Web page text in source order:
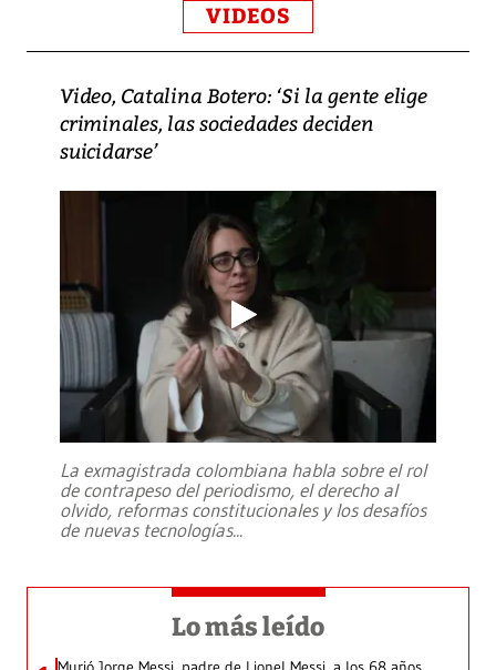
VIDEOS
Video, Catalina Botero: ‘Si la gente elige
criminales, las sociedades deciden
suicidarse’
La exmagistrada colombiana habla sobre el rol
de contrapeso del periodismo, el derecho al
olvido, reformas constitucionales y los desafíos
de nuevas tecnologías...
Lo más leído